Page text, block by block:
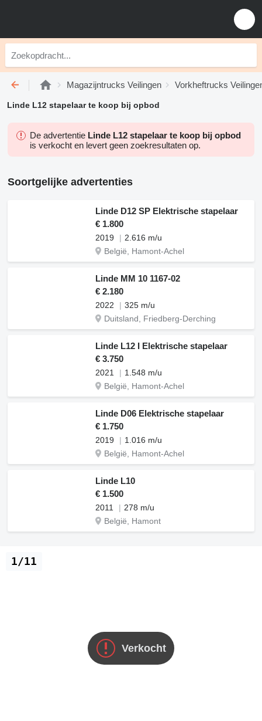
Magazijntrucks Veilingen Vorkheftrucks
Linde L12 stapelaar te koop bij opbod
De advertentie Linde L12 stapelaar te koop bij opbod
is verkocht en levert geen zoekresultaten op.
Soortgelijke advertenties
Linde D12 SP Elektrische stapelaar
€ 1.800
2019
2.616 m/u
België, Hamont-Achel
Linde MM 10 1167-02
€ 2.180
2022
325 m/u
Duitsland, Friedberg-Derching
Linde L12 I Elektrische stapelaar
€ 3.750
2021
1.548 m/u
België, Hamont-Achel
Linde D06 Elektrische stapelaar
€ 1.750
2019
1.016 m/u
België, Hamont-Achel
Linde L10
€ 1.500
2011
278 m/u
België, Hamont
Verkocht
1/11